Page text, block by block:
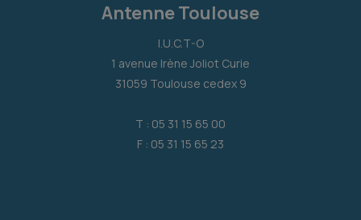
Antenne Toulouse
I.U.C.T-O
1 avenue Irène Joliot Curie
31059 Toulouse cedex 9
T : 05 31 15 65 00
F : 05 31 15 65 23